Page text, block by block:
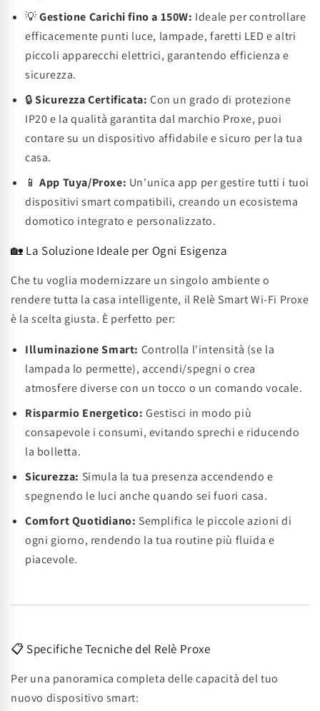
💡Gestione Carichi fino a 150W: Ideale per controllare
efficacemente punti luce, lampade, faretti LED e altri
piccoli apparecchi elettrici, garantendo efficienza e
sicurezza.
🔒Sicurezza Certificata: Con un grado di protezione
IP20 e la qualità garantita dal marchio Proxe, puoi
contare su un dispositivo affidabile e sicuro per la tua
casa.
📱App Tuya/Proxe: Un'unica app per gestire tutti i tuoi
dispositivi smart compatibili, creando un ecosistema
domotico integrato e personalizzato.
🏡 La Soluzione Ideale per Ogni Esigenza
Che tu voglia modernizzare un singolo ambiente o
rendere tutta la casa intelligente, il Relè Smart Wi-Fi Proxe
è la scelta giusta. È perfetto per:
Illuminazione Smart: Controlla l'intensità (se la
lampada lo permette), accendi/spegni o crea
atmosfere diverse con un tocco o un comando vocale.
Risparmio Energetico: Gestisci in modo più
consapevole i consumi, evitando sprechi e riducendo
la bolletta.
Sicurezza: Simula la tua presenza accendendo e
spegnendo le luci anche quando sei fuori casa.
Comfort Quotidiano: Semplifica le piccole azioni di
ogni giorno, rendendo la tua routine più fluida e
piacevole.
📋 Specifiche Tecniche del Relè Proxe
Per una panoramica completa delle capacità del tuo
nuovo dispositivo smart: